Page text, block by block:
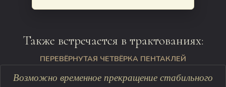
Также встречается в трактованиях:
ПЕРЕВЁРНУТАЯ ЧЕТВЁРКА ПЕНТАКЛЕЙ
Возможно временное прекращение стабильного